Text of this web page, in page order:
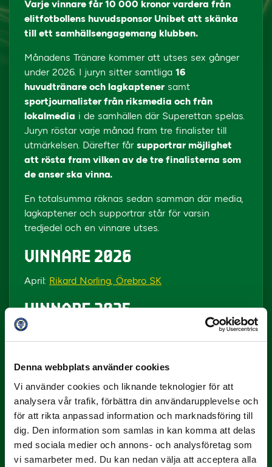
Denna webbplats använder cookies
Vi använder cookies och liknande teknologier för att
analysera vår trafik, förbättra din användarupplevelse och
för att rikta anpassad information och marknadsföring till
dig. Den information som samlas in kan komma att delas
med sociala medier och annons- och analysföretag som
vi samarbeter med. Du kan nedan välja att acceptera alla
Varje vinnare får 10 000 kronor vardera från
elitfotbollens huvudsponsor Unibet att skänka
till ett samhällsengagemang klubben.
Månadens Tränare kommer att utses sex gånger
under 2026. I juryn sitter samtliga 16
huvudtränare och lagkaptenersamt
sportjournalister från riksmedia och från
lokalmedia i de samhällen där Superettan spelas.
Juryn röstar varje månad fram tre finalister till
utmärkelsen. Därefter får supportrar möjlighet
att rösta fram vilken av de tre finalisterna som
de anser ska vinna.
En totalsumma räknas sedan samman där media,
lagkaptener och supportrar står för varsin
tredjedel och en vinnare utses.
VINNARE 2026
April: Rikard Norling, Örebro SK
VINNARE 2025
April:
Juni:Eldar Abdulic, Sandvikens IF
September:Andreas Holmberg, Örgryte IS
Oktober:Kalle Karlsson, Västerås SK
VINNARE 2024
April:Max Mölder, Landskrona BoIS